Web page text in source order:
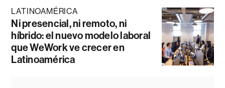
LATINOAMÉRICA
Ni presencial, ni remoto, ni
híbrido: el nuevo modelo laboral
que WeWork ve crecer en
Latinoamérica